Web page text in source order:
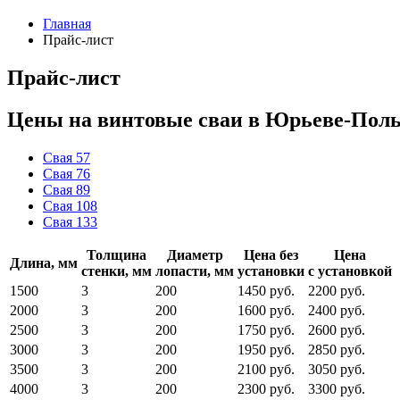
Главная
Прайс-лист
Прайс-лист
Цены на винтовые сваи в Юрьеве-
Свая 57
Свая 76
Свая 89
Свая 108
Свая 133
Длина, мм
Толщина
стенки, мм
Диаметр
лопасти, мм
Цена без
установки
Цена
с установкой
1500
3 200 1450 руб.
2200 руб.
2000
3 200 1600 руб.
2400 руб.
2500
3 200 1750 руб.
2600 руб.
3000
3 200 1950 руб.
2850 руб.
3500
3 200 2100 руб.
3050 руб.
4000
3 200 2300 руб.
3300 руб.